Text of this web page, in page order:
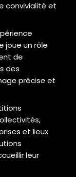
convivialité et
joue un rôle
de
des
précise et
et lieux
leur